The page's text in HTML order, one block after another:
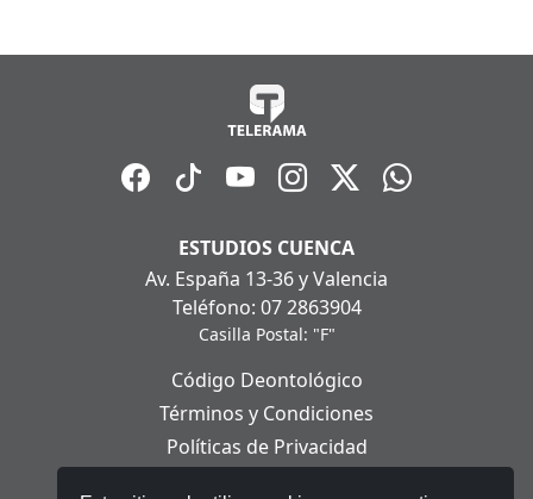
ESTUDIOS CUENCA
Av. España 13-36 y Valencia
Teléfono: 07 2863904
Casilla Postal: "F"
Código Deontológico
Términos y Condiciones
Políticas de Privacidad